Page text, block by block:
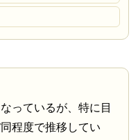
っているが、特に目
程度で推移してい